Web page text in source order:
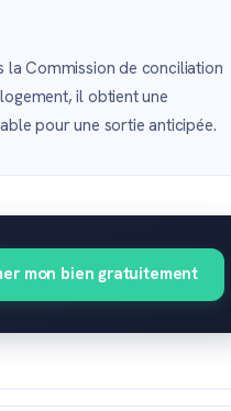
Commission de conciliation
il obtient une
pour une sortie anticipée.
mon bien gratuitement